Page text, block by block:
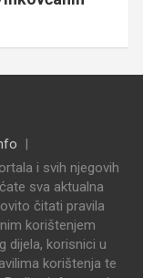
i svih njegovih
sva aktualna
čitati pravila
korištenjem
dijela, korisnici u
korištenja te